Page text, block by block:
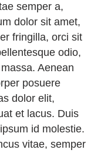
semper a,
dolor sit amet,
fringilla, orci sit
odio,
Aenean
posuere
dolor elit,
et lacus. Duis
id molestie.
vitae, semper